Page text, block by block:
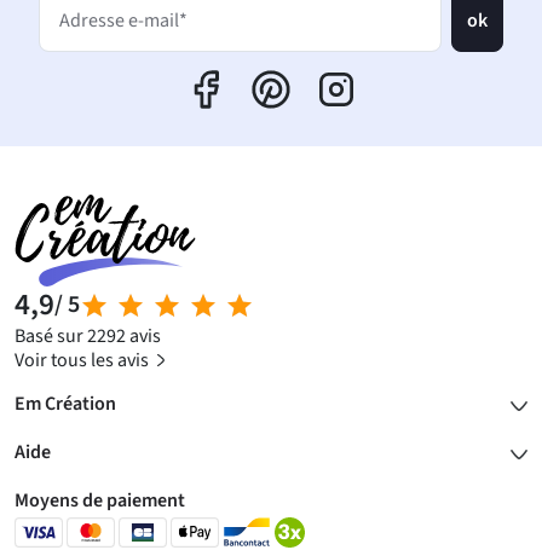
Adresse e-mail* ok
4,9/ 5
Basé sur 2292 avis
Voir tous les avis
Em Création
Aide
Moyens de paiement